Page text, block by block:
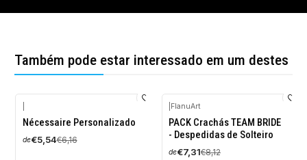
Também pode estar interessado em um destes
-10%
DESCONTO
Nécessaire Personalizado
de€5,54€6,16
-10%
DESCONTO
FlanuArt
PACK Crachás TEAM BRIDE
- Despedidas de Solteiro
de€7,31€8,12